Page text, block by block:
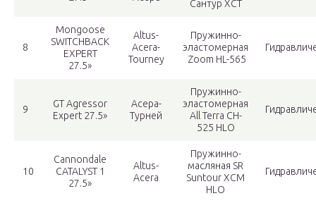
Сантур XCT
8
Mongoose
SWITCHBACK
EXPERT
27.5»
Altus-
Acera-
Tourney
Пружинно-
эластомерная
Zoom HL-565
9
GT Agressor
Expert 27.5»
Асера-
Турней
Пружинно-
эластомерная
All Terra CH-
525 HLO
10
Cannondale
CATALYST 1
27.5»
Altus-
Acera
Пружинно-
масляная SR
Suntour XCM
HLO